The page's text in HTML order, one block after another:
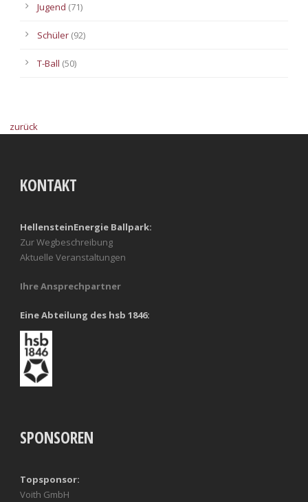
Jugend (71)
Schüler (92)
T-Ball (50)
zurück
KONTAKT
HellensteinEnergie Ballpark:
Zur Wegbeschreibung
Aktuelle Veranstaltungen
Ihre Ansprechpartner
Eine Abteilung des hsb 1846:
SPONSOREN
Topsponsor:
Voith GmbH